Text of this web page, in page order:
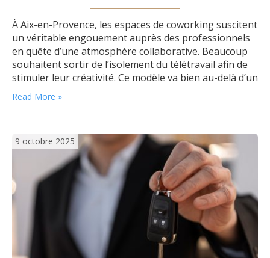
À Aix-en-Provence, les espaces de coworking suscitent
un véritable engouement auprès des professionnels
en quête d’une atmosphère collaborative. Beaucoup
souhaitent sortir de l’isolement du télétravail afin de
stimuler leur créativité. Ce modèle va bien au-delà d’un
simple bureau partagé : il transforme profondément
la manière d’aborder chaque projet professionnel
enrichissants. L’impact de…
Read More »
9 octobre 2025